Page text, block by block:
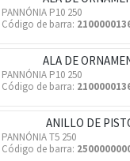
PANNÓNIA P10 250
Código de barra:
ALA DE
PANNÓNIA P10 250
Código de barra:
ANILLO DE
PANNÓNIA T5 250
Código de barra: